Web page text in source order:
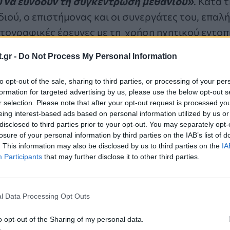
- Do Not Process My Personal Information
opt-out of the sale, sharing to third parties, or processing of your
for targeted advertising by us, please use the below opt-out
selection. Please note that after your opt-out request is processed
interest-based ads based on personal information utilized by us
to third parties prior to your opt-out. You may separately
of your personal information by third parties on the IAB’s list of
This information may also be disclosed by us to third parties on the
Participants that may further disclose it to other third parties.
Data Processing Opt Outs
opt-out of the Sharing of my personal data.
ο επιστήμονας και οι συνεργάτες του,
έρευνες με τη χρήση ηχητικού
για την ανεύρεση μεθανίου στο ίζημα ,
ήχο απεικονίζοντας τη ρηχή υπό-επιφάνεια,
χιλιάδες μίλια δεδομένων σε
κάτι»,εξήγησε.
στους λάκκους
εξέταση των λάκκων, η επιστημονική
τεχνολογίας ηχοβολιστές μπορεί να
πολυδεσμικό μέσο μπορεί αναλύσει
«Συνέλεξαν πολύ υψηλής ανάλυσης